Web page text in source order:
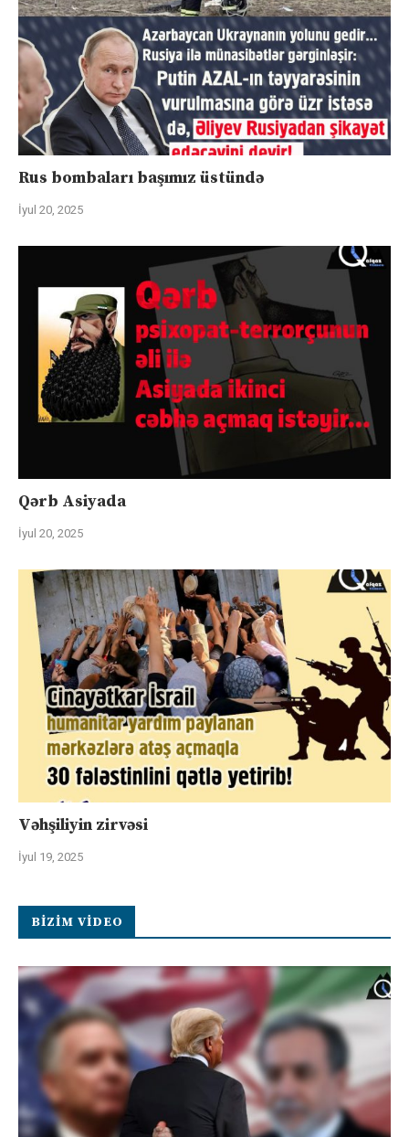
Rus bombaları başımız üstündə
İyul 20, 2025
Qərb Asiyada
İyul 20, 2025
Vəhşiliyin zirvəsi
İyul 19, 2025
BIZIM VIDEO